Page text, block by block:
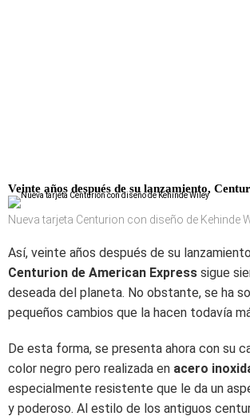
Veinte años después de su lanzamiento,
Nueva tarjeta Centurion con diseño de Kehinde
Así, veinte años después de su
Centurion de American Express sigue
deseada del planeta. No obstante, se ha
pequeños cambios que la hacen todavía
De esta forma, se presenta ahora con su
color negro pero realizada en acero
especialmente resistente que le da un
y poderoso. Al estilo de los antiguos